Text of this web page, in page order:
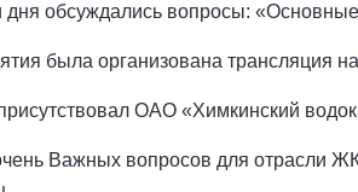
дня обсуждались вопросы:
была организована трансляция
ОАО «Химкинский
Важных вопросов для отрасли